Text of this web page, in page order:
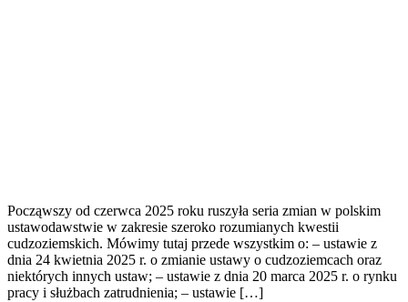
Począwszy od czerwca 2025 roku ruszyła seria zmian w polskim
ustawodawstwie w zakresie szeroko rozumianych kwestii
cudzoziemskich. Mówimy tutaj przede wszystkim o: – ustawie z
dnia 24 kwietnia 2025 r. o zmianie ustawy o cudzoziemcach oraz
niektórych innych ustaw; – ustawie z dnia 20 marca 2025 r. o rynku
pracy i służbach zatrudnienia; – ustawie […]